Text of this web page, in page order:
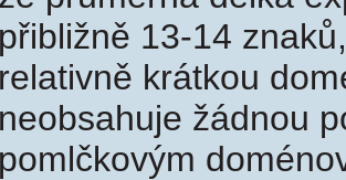
přibližně 13-14
relativně krátkou
neobsahuje žádnou
pomlčkovým